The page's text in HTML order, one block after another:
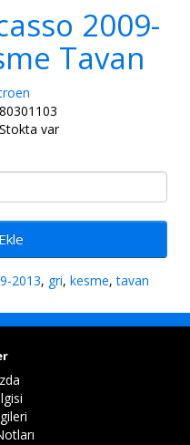
2009-
Tavan
var
2013, gri, kesme,tavan